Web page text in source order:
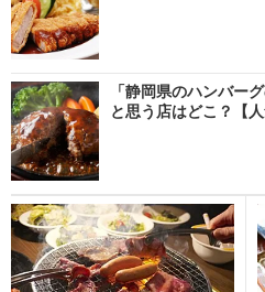
「静岡県のハンバー
と思う店はどこ？【